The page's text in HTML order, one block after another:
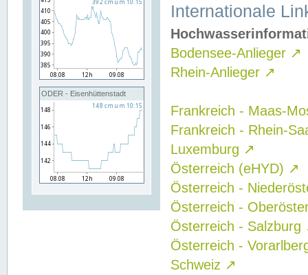
ODER - Eisenhüttenstadt
Internationale
Bodensee-Anlieger ↗
Rhein-Anlieger ↗
Frankreich - Maas-
Frankreich - Rhein-
Luxemburg ↗
Österreich (eHYD) ↗
Österreich -
Österreich -
Österreich - Salzburg
Österreich -
Schweiz ↗